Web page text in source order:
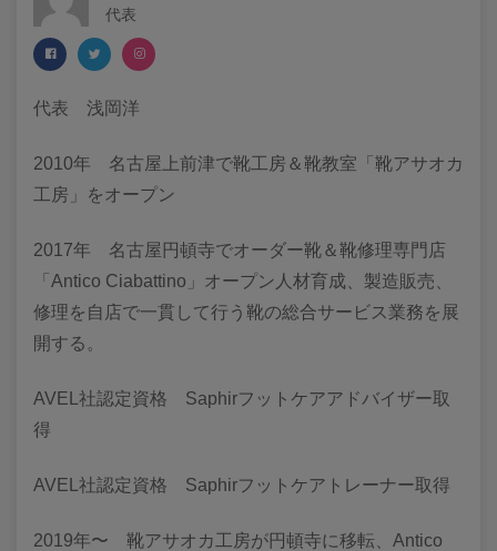
代表
代表 浅岡洋
​2010年 名古屋上前津で靴工房＆靴教室「靴アサオカ
工房」をオープン
2017年 名古屋円頓寺でオーダー靴＆靴修理専門店
「Antico Ciabattino」オープン人材育成、製造販売、
修理を自店で一貫して行う靴の総合サービス業務を展
開する。
AVEL社認定資格 Saphirフットケアアドバイザー取
得
AVEL社認定資格 Saphirフットケアトレーナー取得
2019年〜 靴アサオカ工房が円頓寺に移転、Antico